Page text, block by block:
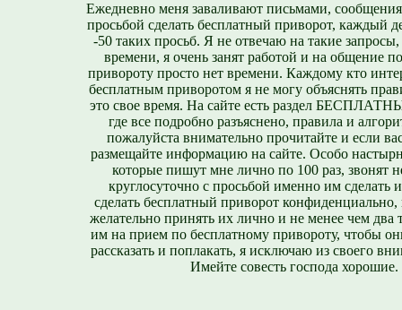
Ежедневно меня заваливают письмами,
просьбой сделать бесплатный приворот, каждый
-50 таких просьб. Я не отвечаю на такие
времени, я очень занят работой и на общение
привороту просто нет времени. Каждому кто
бесплатным приворотом я не могу объяснять
это свое время. На сайте есть раздел
где все подробно разъяснено, правила и
пожалуйста внимательно прочитайте и если
размещайте информацию на сайте. Особо
которые пишут мне лично по 100 раз, звонят
круглосуточно с просьбой именно им сделать
сделать бесплатный приворот конфиденциально,
желательно принять их лично и не менее чем два
им на прием по бесплатному привороту, чтобы
рассказать и поплакать, я исключаю из своего
Имейте совесть господа хорошие.